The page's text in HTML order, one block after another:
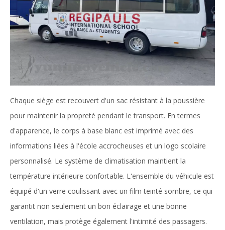
Chaque siège est recouvert d'un sac résistant à la poussière
pour maintenir la propreté pendant le transport. En termes
d'apparence, le corps à base blanc est imprimé avec des
informations liées à l'école accrocheuses et un logo scolaire
personnalisé. Le système de climatisation maintient la
température intérieure confortable. L'ensemble du véhicule est
équipé d'un verre coulissant avec un film teinté sombre, ce qui
garantit non seulement un bon éclairage et une bonne
ventilation, mais protège également l'intimité des passagers.